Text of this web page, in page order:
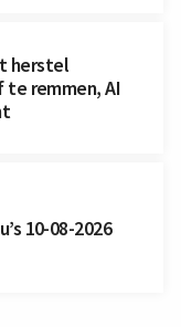
herstel
remmen, AI
10-08-2026